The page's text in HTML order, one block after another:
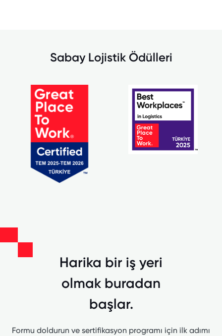
Sabay Lojistik Ödülleri
Harika bir iş yeri
olmak buradan
başlar.
Formu doldurun ve sertifikasyon programı için ilk adımı